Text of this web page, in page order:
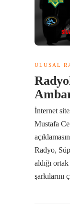
ULUSAL
İnternet
Mustafa
Radyo,
aldığı
şarkılarını